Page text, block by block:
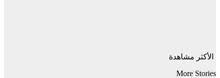
الأكثر مشاهدة
More Stories